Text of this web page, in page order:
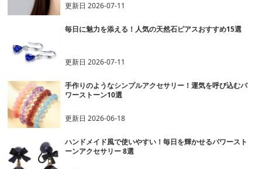
更新日2026-07-11
毎日に魅力を添える！人気の天然石ピアスおすすめ15選
更新日2026-07-11
手作りのようなシンプルアクセサリー！運気を呼び込むパ
ワーストーン10選
更新日2026-06-18
ハンドメイド風で使いやすい！毎日を輝かせるパワースト
ーンアクセサリー 8選